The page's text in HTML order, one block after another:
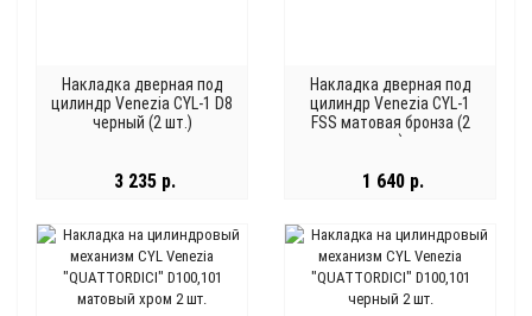
Накладка дверная под
цилиндр Venezia CYL-1 D8
черный (2 шт.)
3 235 р.
Накладка дверная под
цилиндр Venezia CYL-1
FSS матовая бронза (2
шт.)
1 640 р.